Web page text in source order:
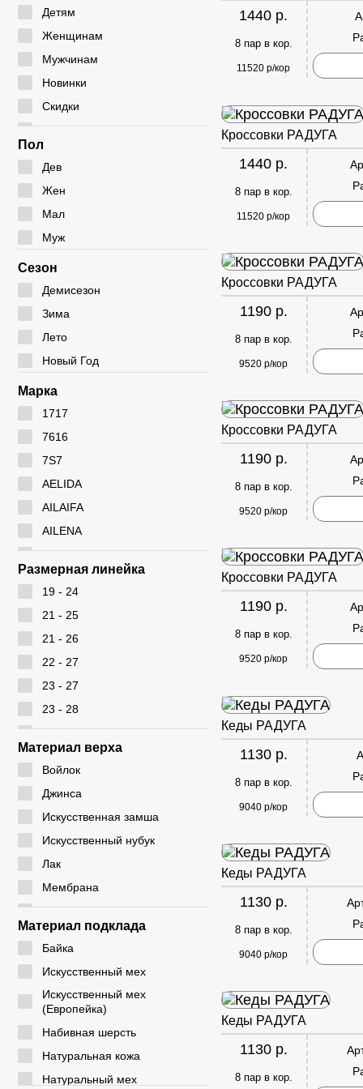
Сабо
Сандалии
Детям
Женщинам
Мужчинам
Новинки
Скидки
Сумки
Пол
Дев
Жен
Мал
Муж
Сезон
Демисезон
Зима
Лето
Новый Год
Марка
1717
7616
7S7
AELIDA
AILAIFA
AILENA
Ameiyida
AOWEI
CM
CYCY
DADA
DICNI
DINO ALBAT
DUOLE
EIE
ELENA
EX-TIM
FAFALA
FASHION
G. ROSE
Размерная линейка
19 - 24
21 - 25
21 - 26
22 - 27
23 - 27
23 - 28
24 - 28
24 - 29
26 - 30
26 - 31
27 - 32
28 - 33
29 - 33
29 - 36
30 - 35
30 - 37
31 - 35
31 - 36
31 - 37
31 - 38
Материал верха
Войлок
Джинса
Искусственная замша
Искусственный нубук
Лак
Мембрана
Натуральная замша
Натуральная кожа
Резина
Резинка
Текстиль
ЭВА
Экокожа
Материал подклада
Байка
Искусственный мех
Искусственный мех
(Европейка)
Набивная шерсть
Натуральная кожа
Натуральный мех
1440 р.
8 пар в кор.
11520 р/кор
Кроссовки РАДУГА
1440 р.
8 пар в кор.
11520 р/кор
Кроссовки РАДУГА
1190 р.
8 пар в кор.
9520 р/кор
Кроссовки РАДУГА
1190 р.
8 пар в кор.
9520 р/кор
Кроссовки РАДУГА
1190 р.
8 пар в кор.
9520 р/кор
Кеды РАДУГА
1130 р.
8 пар в кор.
9040 р/кор
Кеды РАДУГА
1130 р.
8 пар в кор.
9040 р/кор
Кеды РАДУГА
1130 р.
8 пар в кор.